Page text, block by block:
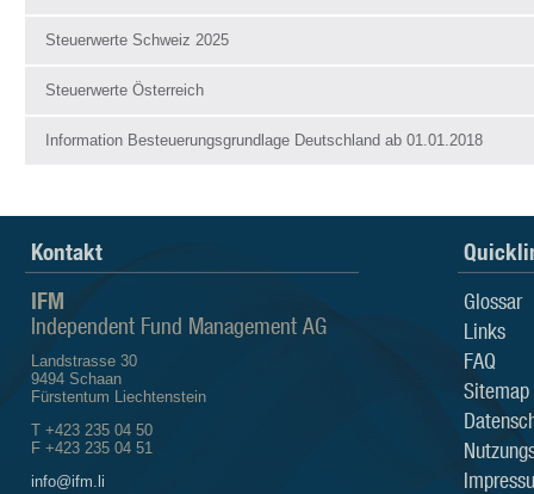
Steuerwerte Schweiz 2025
Steuerwerte Österreich
Information Besteuerungsgrundlage Deutschland ab 01.01.2018
Kontakt
IFM
Independent Fund Management AG
Landstrasse 30
9494 Schaan
Fürstentum Liechtenstein
T +423 235 04 50
F +423 235 04 51
info@ifm.li
Glossar
Links
FAQ
Sitemap